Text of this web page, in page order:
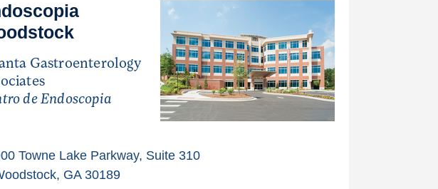
Gastroenterology
de Endoscopia
Towne Lake Parkway, Suite 310
GA 30189